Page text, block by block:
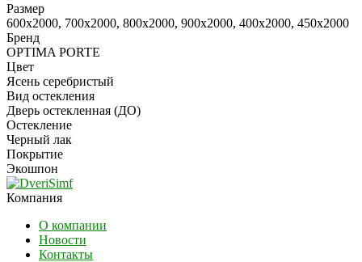
Размер
600х2000, 700х2000, 800х2000, 900х2000, 400х2000, 450х2000
Бренд
OPTIMA PORTE
Цвет
Ясень серебристый
Вид остекления
Дверь остекленная (ДО)
Остекление
Черный лак
Покрытие
Экошпон
Компания
О компании
Новости
Контакты